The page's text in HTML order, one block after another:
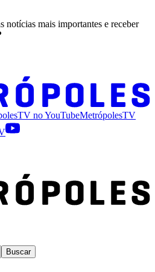
notícias mais importantes e receber
noYouTubeMetrópolesTV
Buscar